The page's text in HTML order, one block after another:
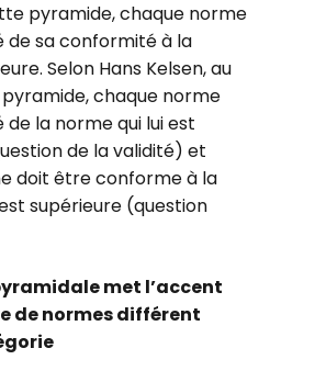
pyramide, chaque norme
de sa conformité à la
Selon Hans Kelsen, au
chaque norme
de la norme qui lui est
de la validité) et
doit être conforme à la
supérieure (question
met l’accent
de normes différent